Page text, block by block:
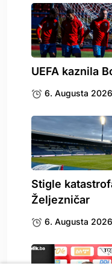
UEFA kaznila
6. Augusta
Stigle
Željezničar
6. Augusta